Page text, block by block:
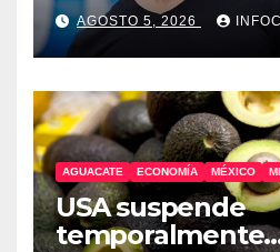
AGOSTO 5, 2026
AGUACATE ECONOMÍA MÉXICO
USA suspende
temporalmente